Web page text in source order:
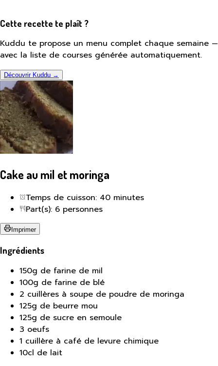
Cette recette te plaît ?
Kuddu te propose un menu complet chaque semaine —
avec la liste de courses générée automatiquement.
Découvrir Kuddu →
Cake au mil et moringa
Temps de cuisson: 40 minutes
Part(s): 6 personnes
Imprimer
Ingrédients
150g de farine de mil
100g de farine de blé
2 cuillères à soupe de poudre de moringa
125g de beurre mou
125g de sucre en semoule
3 oeufs
1 cuillère à café de levure chimique
10cl de lait